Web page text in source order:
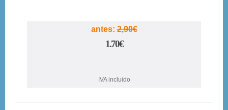
antes:2,90€
1.70€
IVA incluido